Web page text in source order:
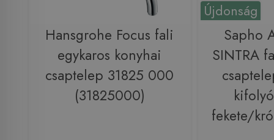
Hansgrohe Focus fali
egykaros konyhai
csaptelep 31825 000
(31825000)
Újdonság
Sapho
SINTRA
fekete/